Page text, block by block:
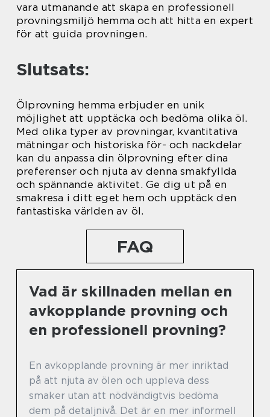
vara utmanande att skapa en professionell
provningsmiljö hemma och att hitta en expert
för att guida provningen.
Slutsats:
Ölprovning hemma erbjuder en unik
möjlighet att upptäcka och bedöma olika öl.
Med olika typer av provningar, kvantitativa
mätningar och historiska för- och nackdelar
kan du anpassa din ölprovning efter dina
preferenser och njuta av denna smakfyllda
och spännande aktivitet. Ge dig ut på en
smakresa i ditt eget hem och upptäck den
fantastiska världen av öl.
FAQ
Vad är skillnaden mellan en
avkopplande provning och
en professionell provning?
En avkopplande provning är mer inriktad
på att njuta av ölen och uppleva dess
smaker utan att nödvändigtvis bedöma
dem på detaljnivå. Det är en mer informell